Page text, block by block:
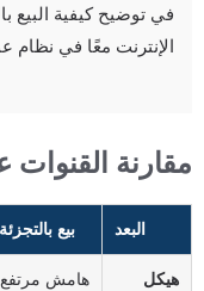
في توضيح كيفية البيع
الإنترنت معًا في نظام
القنوات
البعد بيع بالتجزئة
هيكل
هامش مرتفع